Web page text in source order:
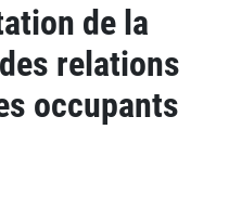
de la
relations
occupants